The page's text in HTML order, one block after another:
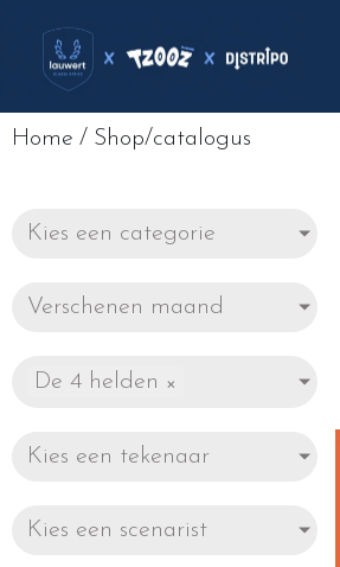
Home / Shop/catalogus
Kies een categorie
Verschenen maand
De 4 helden ×
Kies een tekenaar
Kies een scenarist